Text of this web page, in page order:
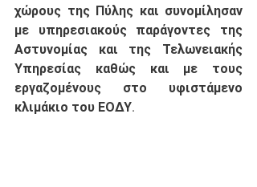
χώρους της Πύλης και συνομίλησαν
με υπηρεσιακούς παράγοντες της
Αστυνομίας και της Τελωνειακής
Υπηρεσίας καθώς και με τους
εργαζομένους στο υφιστάμενο
κλιμάκιο του ΕΟΔΥ.